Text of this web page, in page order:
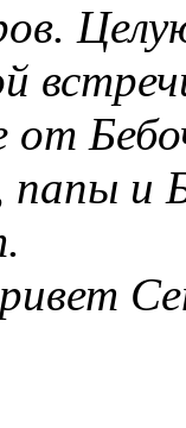
от
папы и